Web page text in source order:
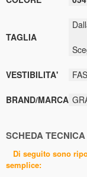
TAGLIA
VESTIBILITA'
BRAND/MARCA
SCHEDA TECNICA
Di seguito sono
semplice: